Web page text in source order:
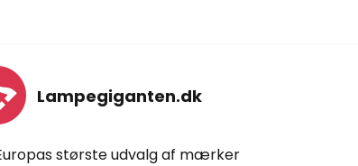
Lampegiganten.dk
største udvalg af mærker